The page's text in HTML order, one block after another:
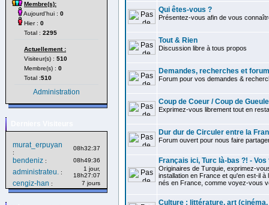
Membre(s):
Aujourd'hui : 0
Hier : 0
Total : 2295
Actuellement :
Visiteur(s) : 510
Membre(s) : 0
Total :510
Administration
murat_erpuyan
:
08h32:37
bendeniz : 08h49:36
administrateu. :
1 jour,
18h27:07
cengiz-han : 7 jours
Qui êtes-vous ?
Présentez-vous afin de vous
Tout & Rien
Discussion libre à tous propos
Demandes, recherches et
Forum pour vos demandes &
Coup de Coeur / Coup de Gueule
Exprimez-vous librement tout en
Dur dur de Circuler entre la
Forum ouvert pour nous faire
Français ici, Turc là-bas ?! -
Originaires de Turquie, exprimez-
installation en France et qu'en est-il
nés en France, comme voyez-vous
Culture : littérature, art